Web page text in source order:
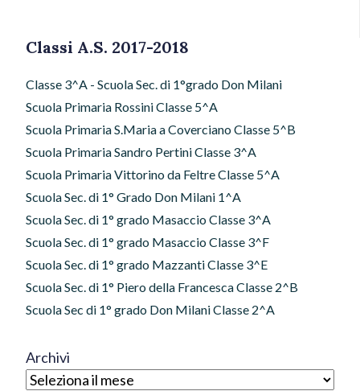
Classi A.S. 2017-2018
Classe 3^A - Scuola Sec. di 1°grado Don Milani
Scuola Primaria Rossini Classe 5^A
Scuola Primaria S.Maria a Coverciano Classe 5^B
Scuola Primaria Sandro Pertini Classe 3^A
Scuola Primaria Vittorino da Feltre Classe 5^A
Scuola Sec. di 1° Grado Don Milani 1^A
Scuola Sec. di 1° grado Masaccio Classe 3^A
Scuola Sec. di 1° grado Masaccio Classe 3^F
Scuola Sec. di 1° grado Mazzanti Classe 3^E
Scuola Sec. di 1° Piero della Francesca Classe 2^B
Scuola Sec di 1° grado Don Milani Classe 2^A
Archivi